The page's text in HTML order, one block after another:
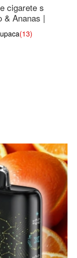
cigarete s
& Ananas |
(13)